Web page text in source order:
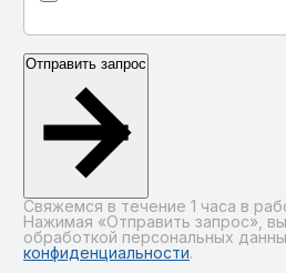
Отправить запрос
Свяжемся в течение 1 часа в
Нажимая «Отправить запрос»,
обработкой персональных
конфиденциальности.